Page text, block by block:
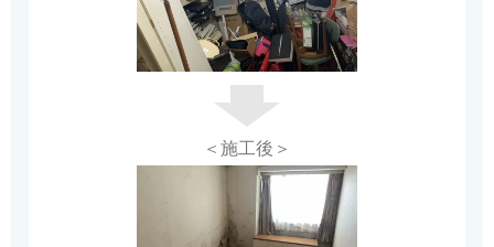
＜施工後＞